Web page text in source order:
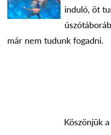
induló, öt
már nem tudunk fogadni.
Köszönjük